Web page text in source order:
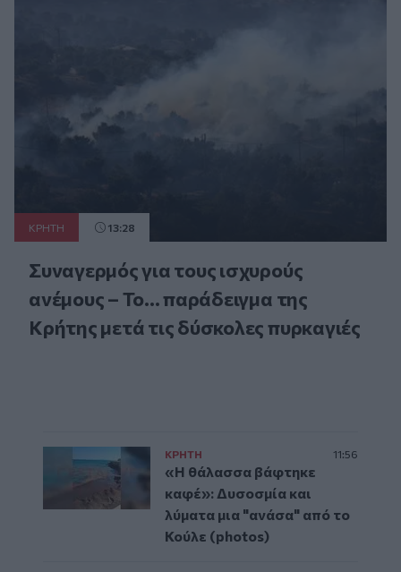
ΚΡΗΤΗ 13:28
Συναγερμός για τους ισχυρούς
ανέμους – Το... παράδειγμα της
Κρήτης μετά τις δύσκολες πυρκαγιές
ΚΡΗΤΗ 11:56
«Η θάλασσα βάφτηκε
καφέ»: Δυσοσμία και
λύματα μια "ανάσα" από το
Κούλε (photos)